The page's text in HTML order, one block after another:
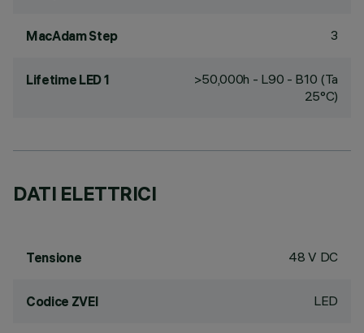
MacAdam Step 3
Lifetime LED 1
>50,000h - L90 - B10 (Ta
25°C)
DATI ELETTRICI
Tensione 48 V DC
Codice ZVEI LED